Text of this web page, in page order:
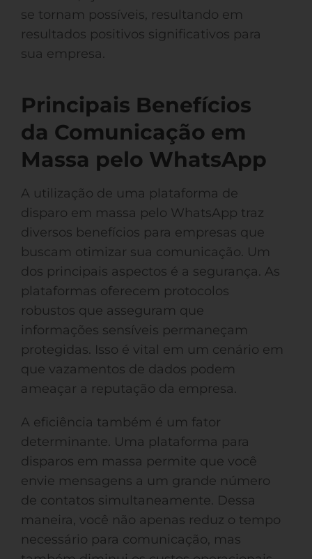
se tornam possíveis, resultando em
resultados positivos significativos para
sua empresa.
Principais Benefícios
da Comunicação em
Massa pelo WhatsApp
A utilização de uma plataforma de
disparo em massa pelo WhatsApp traz
diversos benefícios para empresas que
buscam otimizar sua comunicação. Um
dos principais aspectos é a segurança. As
plataformas oferecem protocolos
robustos que asseguram que
informações sensíveis permaneçam
protegidas. Isso é vital em um cenário em
que vazamentos de dados podem
ameaçar a reputação da empresa.
A eficiência também é um fator
determinante. Uma plataforma para
disparos em massa permite que você
envie mensagens a um grande número
de contatos simultaneamente. Dessa
maneira, você não apenas reduz o tempo
necessário para comunicação, mas